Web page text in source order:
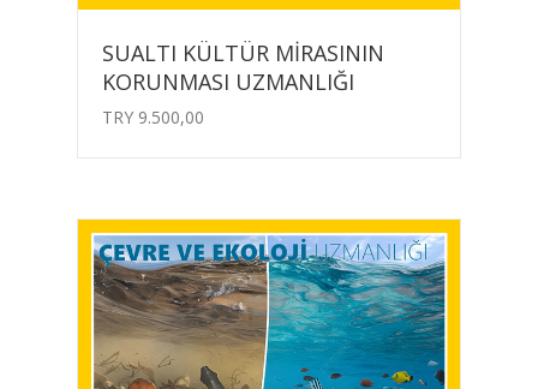
SUALTI KÜLTÜR MİRASININ
KORUNMASI UZMANLIĞI
TRY 9.500,00